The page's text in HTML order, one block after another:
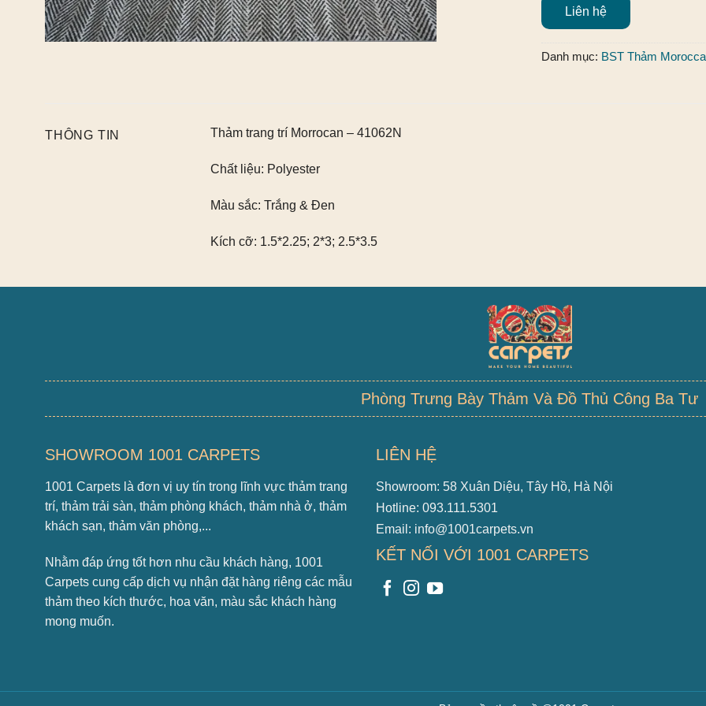
Liên hệ
Danh mục: BST Thảm
THÔNG TIN Thảm trang trí Morrocan – 41062N
Chất liệu: Polyester
Màu sắc: Trắng & Đen
Kích cỡ: 1.5*2.25; 2*3; 2.5*3.5
Phòng Trưng Bày Thảm Và Đồ Thủ Công Ba Tư
SHOWROOM 1001 CARPETS
1001 Carpets là đơn vị uy tín trong lĩnh vực thảm trang
trí, thảm trải sàn, thảm phòng khách, thảm nhà ở, thảm
khách sạn, thảm văn phòng,...
Nhằm đáp ứng tốt hơn nhu cầu khách hàng, 1001
Carpets cung cấp dịch vụ nhận đặt hàng riêng các mẫu
thảm theo kích thước, hoa văn, màu sắc khách hàng
mong muốn.
LIÊN HỆ
Showroom: 58 Xuân Diệu, Tây Hồ, Hà Nội
Hotline: 093.111.5301
Email: info@1001carpets.vn
KẾT NỐI VỚI 1001 CARPETS